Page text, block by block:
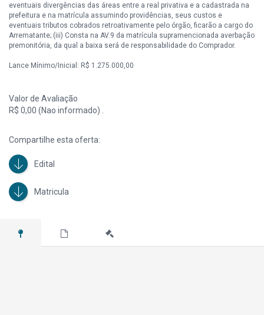
eventuais divergências das áreas entre a real privativa e a cadastrada na
prefeitura e na matrícula assumindo providências, seus custos e
eventuais tributos cobrados retroativamente pelo órgão, ficarão a cargo do
Arrematante; (iii) Consta na AV.9 da matrícula supramencionada averbação
premonitória, da qual a baixa será de responsabilidade do Comprador.
Lance Mínimo/Inicial: R$ 1.275.000,00
Valor de Avaliação
R$ 0,00 (Nao informado) .
Compartilhe esta oferta:
Edital
Matricula